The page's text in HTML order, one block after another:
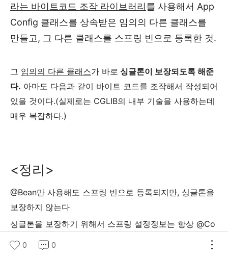
라는 바이트코드 조작 라이브러리를 사용해서 App
Config 클래스를 상속받은 임의의 다른 클래스를
만들고 , 그 다른 클래스를 스프링 빈으로 등록한 것.
그 임의의 다른 클래스가 바로 싱글톤이 보장되도록 해준
다. 아마도 다음과 같이 바이트 코드를 조작해서 작성되어
있을 것이다.(실제로는 CGLIB의 내부 기술을 사용하는데
매우 복잡하다.)
<정리>
@Bean만 사용해도 스프링 빈으로 등록되지만, 싱글톤을
보장하지 않는다
싱글톤을 보장하기 위해서 스프링 설정정보는 항상 @Co
nfiguration을 사용하자!
0 0